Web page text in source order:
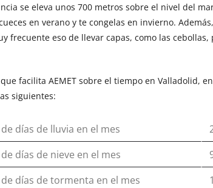
se eleva unos 700 metros sobre el nivel del
en verano y te congelas en invierno.
frecuente eso de llevar capas, como las
facilita AEMET sobre el tiempo en Valladolid,
siguientes:
días de lluvia en el mes
días de nieve en el mes
días de tormenta en el mes